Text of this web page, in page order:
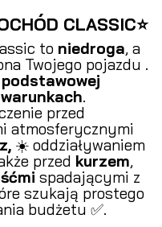
CLASSIC⭐
to niedroga, a
Twojego pojazdu .
podstawowej
.
przed
atmosferycznymi
☀️ oddziaływaniem
przed kurzem,
spadającymi z
szukają prostego
budżetu ✅.